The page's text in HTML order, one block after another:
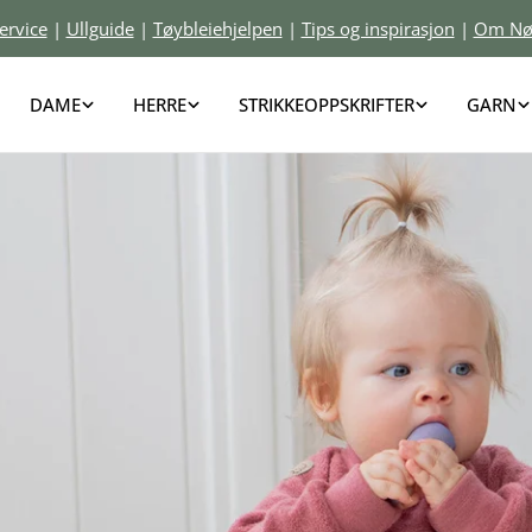
DAME HERRE STRIKKEOPPSKRIFTER GARN